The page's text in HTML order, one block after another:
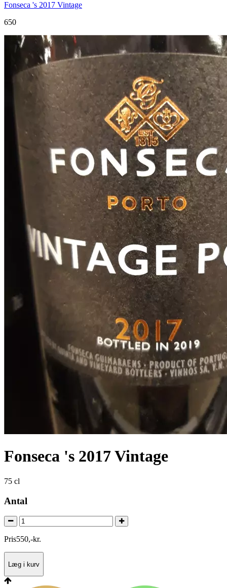
Fonseca 's 2017 Vintage
650
Fonseca 's 2017 Vintage
75 cl
Antal
Pris550,-kr.
Læg i kurv